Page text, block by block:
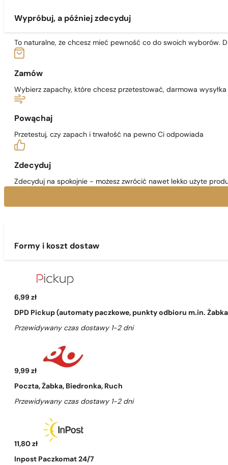
Wypróbuj, a później zdecyduj
To naturalne, że chcesz mieć pewność co do swoich wyborów.
Zamów
Wybierz zapachy, które chcesz przetestować, darmowa wysyłka
Powąchaj
Przetestuj, czy zapach i trwałość na pewno Ci odpowiada
Zdecyduj
Zdecyduj na spokojnie - możesz zwrócić nawet lekko użyte
Formy i koszt dostaw
6,99 zł
DPD Pickup (automaty paczkowe, punkty odbioru m.in.
Przewidywany czas dostawy 1-2 dni
9,99 zł
Poczta, Żabka, Biedronka, Ruch
Przewidywany czas dostawy 1-2 dni
11,80 zł
Inpost Paczkomat 24/7